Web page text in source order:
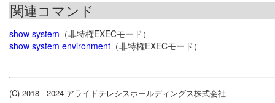
関連コマンド
show system （非特権EXECモード）
show system environment （非特権EXECモード）
(C) 2018 - 2024 アライドテレシスホールディングス株式会社